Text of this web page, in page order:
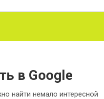
в Google
найти немало интересной